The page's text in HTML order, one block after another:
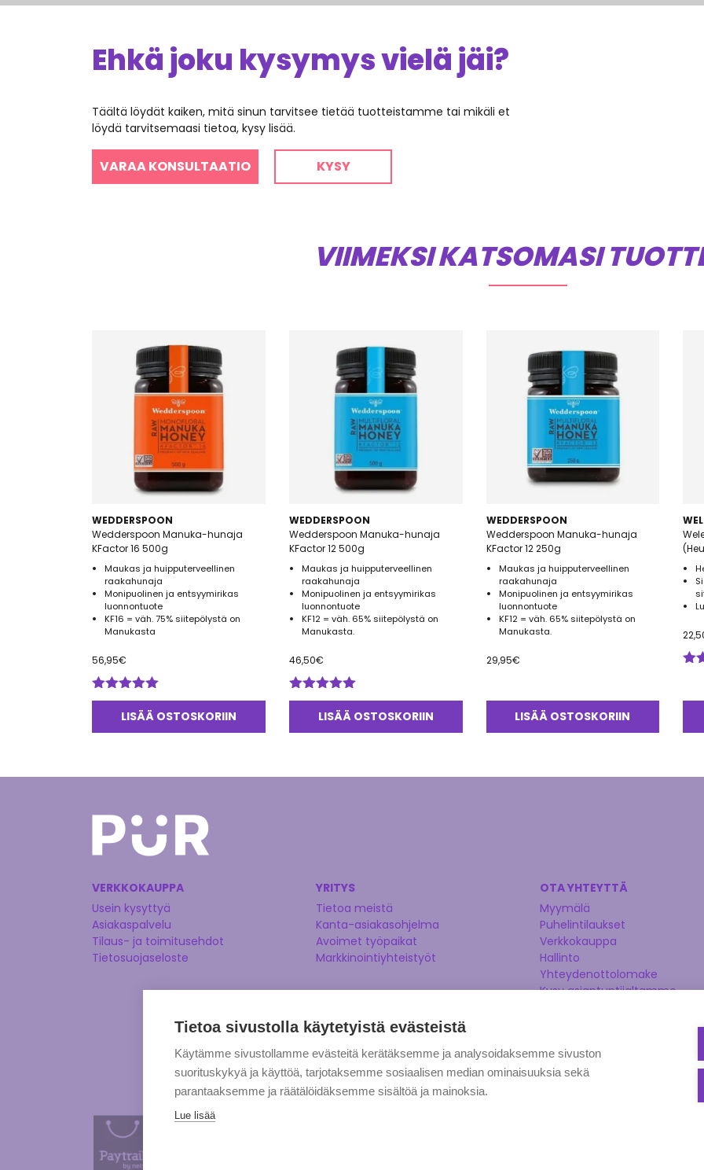
Ehkä joku kysymys vielä jäi?
Täältä löydät kaiken, mitä sinun tarvitsee tietää tuotteistamme tai mikäli et
löydä tarvitsemaasi tietoa, kysy lisää.
VARAA KONSULTAATIO KYSY
VIIMEKSI KATSOMASI
WEDDERSPOON
Wedderspoon Manuka-hunaja
KFactor 16 500g
Maukas ja huipputerveellinen
raakahunaja
Monipuolinen ja entsyymirikas
luonnontuote
KF16 = väh. 75% siitepölystä on
Manukasta
56,95€
Arvostelu
tuotteesta:
LISÄÄ OSTOSKORIIN
WEDDERSPOON
Wedderspoon Manuka-hunaja
KFactor 12 500g
Maukas ja huipputerveellinen
raakahunaja
Monipuolinen ja entsyymirikas
luonnontuote
KF12 = väh. 65% siitepölystä on
Manukasta.
46,50€
Arvostelu
tuotteesta:
LISÄÄ OSTOSKORIIN
WEDDERSPOON
Wedderspoon Manuka-hunaja
KFactor 12 250g
Maukas ja huipputerveellinen
raakahunaja
Monipuolinen ja entsyymirikas
luonnontuote
KF12 = väh. 65% siitepölystä on
Manukasta.
29,95€
LISÄÄ OSTOSKORIIN
VERKKOKAUPPA
Usein kysyttyä
Asiakaspalvelu
Tilaus- ja toimitusehdot
Tietosuojaseloste
YRITYS
Tietoa meistä
Kanta-asiakasohjelma
Avoimet työpaikat
Markkinointiyhteistyöt
OTA YHTEYTTÄ
Myymälä
Puhelintilaukset
Verkkokauppa
Hallinto
Yhteydenottolomake
Kysy asiantuntijaltamme
Tietoa sivustolla käytetyistä evästeistä
Käytämme sivustollamme evästeitä kerätäksemme ja analysoidaksemme sivuston
suorituskykyä ja käyttöä, tarjotaksemme sosiaalisen median ominaisuuksia sekä
parantaaksemme ja räätälöidäksemme sisältöä ja mainoksia.
Lue lisää